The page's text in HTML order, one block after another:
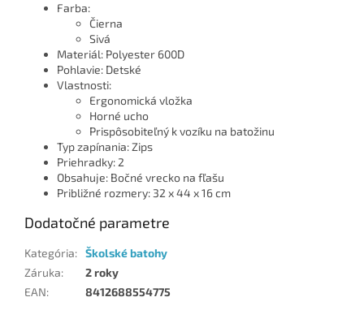
Farba:
Čierna
Sivá
Materiál: Polyester 600D
Pohlavie: Detské
Vlastnosti:
Ergonomická vložka
Horné ucho
Prispôsobiteľný k vozíku na batožinu
Typ zapínania: Zips
Priehradky: 2
Obsahuje: Bočné vrecko na fľašu
Približné rozmery: 32 x 44 x 16 cm
Dodatočné parametre
Kategória: Školské batohy
Záruka:
2 roky
EAN: 8412688554775